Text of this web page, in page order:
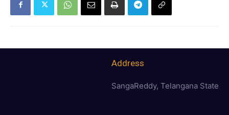
Address
SangaReddy, Telangana State